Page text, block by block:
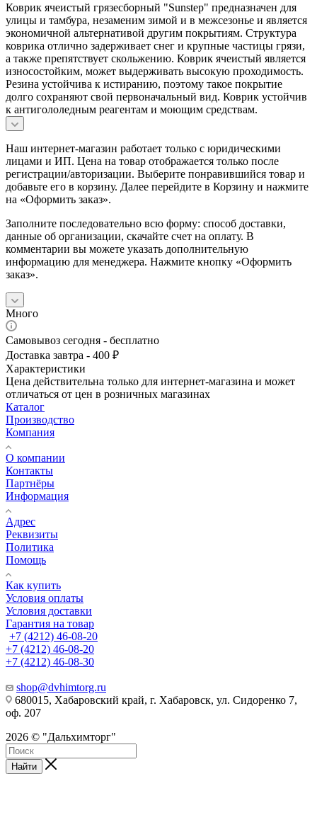
Коврик ячеистый грязесборный "Sunstep" предназначен для
улицы и тамбура, незаменим зимой и в межсезонье и является
экономичной альтернативой другим покрытиям. Структура
коврика отлично задерживает снег и крупные частицы грязи,
а также препятствует скольжению. Коврик ячеистый является
износостойким, может выдерживать высокую проходимость.
Резина устойчива к истиранию, поэтому такое покрытие
долго сохраняют свой первоначальный вид. Коврик устойчив
к антигололедным реагентам и моющим средствам.
Наш интернет-магазин работает только с юридическими
лицами и ИП. Цена на товар отображается только после
регистрации/авторизации. Выберите понравившийся товар и
добавьте его в корзину. Далее перейдите в Корзину и нажмите
на «Оформить заказ».
Заполните последовательно всю форму: способ доставки,
данные об организации, скачайте счет на оплату. В
комментарии вы можете указать дополнительную
информацию для менеджера. Нажмите кнопку «Оформить
заказ».
Много
Самовывоз сегодня - бесплатно
Доставка завтра - 400 ₽
Характеристики
Цена действительна только для интернет-магазина и может
отличаться от цен в розничных магазинах
Каталог
Производство
Компания
О компании
Контакты
Партнёры
Информация
Адрес
Реквизиты
Политика
Помощь
Как купить
Условия оплаты
Условия доставки
Гарантия на товар
+7 (4212) 46-08-20
+7 (4212) 46-08-20
+7 (4212) 46-08-30
shop@dvhimtorg.ru
680015, Хабаровский край, г. Хабаровск, ул. Сидоренко 7,
оф. 207
2026 © "Дальхимторг"
Найти